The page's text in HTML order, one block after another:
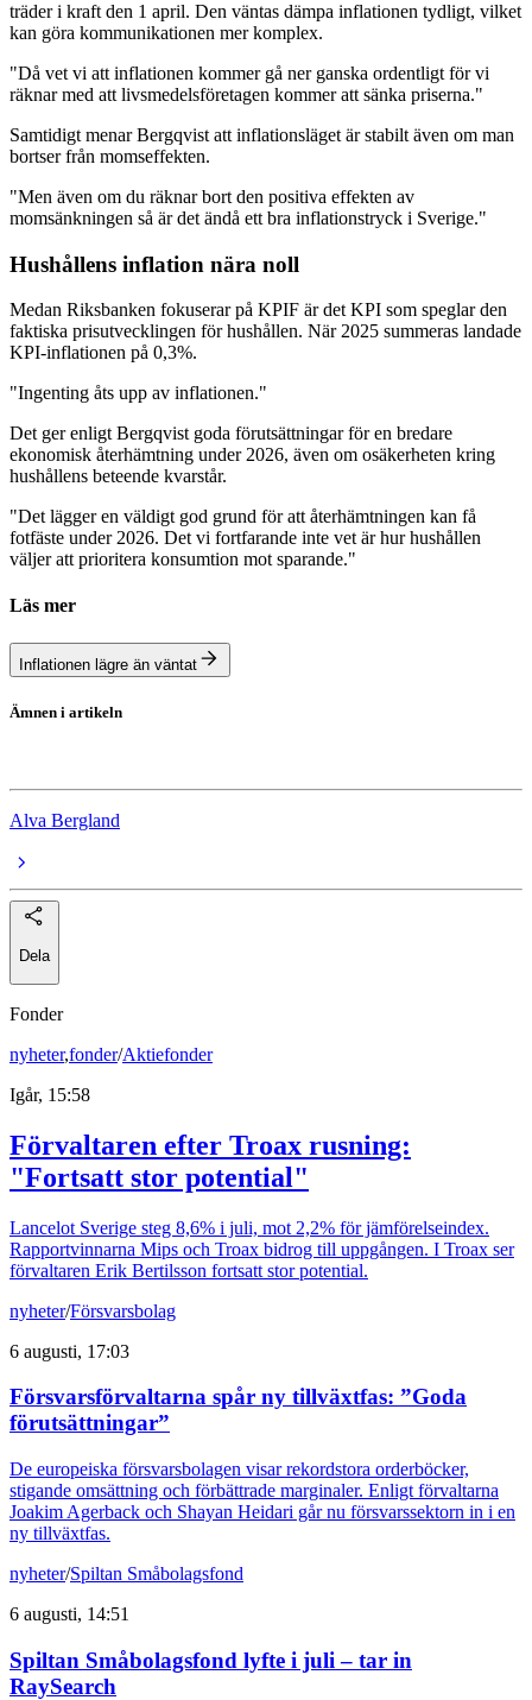
träder i kraft den 1 april. Den väntas dämpa inflationen tydligt, vilket
kan göra kommunikationen mer komplex.
"Då vet vi att inflationen kommer gå ner ganska ordentligt för vi
räknar med att livsmedelsföretagen kommer att sänka priserna."
Samtidigt menar Bergqvist att inflationsläget är stabilt även om man
bortser från momseffekten.
"Men även om du räknar bort den positiva effekten av
momsänkningen så är det ändå ett bra inflationstryck i Sverige."
Hushållens inflation nära noll
Medan Riksbanken fokuserar på KPIF är det KPI som speglar den
faktiska prisutvecklingen för hushållen. När 2025 summeras landade
KPI-inflationen på 0,3%.
"Ingenting åts upp av inflationen."
Det ger enligt Bergqvist goda förutsättningar för en bredare
ekonomisk återhämtning under 2026, även om osäkerheten kring
hushållens beteende kvarstår.
"Det lägger en väldigt god grund för att återhämtningen kan få
fotfäste under 2026. Det vi fortfarande inte vet är hur hushållen
väljer att prioritera konsumtion mot sparande."
Läs mer
Inflationen lägre än väntat
Ämnen i artikeln
Alva Bergland
Dela
Fonder
nyheter,fonder/Aktiefonder
Igår, 15:58
Förvaltaren efter Troax rusning:
"Fortsatt stor potential"
Lancelot Sverige steg 8,6% i juli, mot 2,2% för jämförelseindex.
Rapportvinnarna Mips och Troax bidrog till uppgången. I Troax ser
förvaltaren Erik Bertilsson fortsatt stor potential.
nyheter/Försvarsbolag
6 augusti, 17:03
Försvarsförvaltarna spår ny tillväxtfas: ”Goda
förutsättningar”
De europeiska försvarsbolagen visar rekordstora orderböcker,
stigande omsättning och förbättrade marginaler. Enligt förvaltarna
Joakim Agerback och Shayan Heidari går nu försvarssektorn in i en
ny tillväxtfas.
nyheter/Spiltan Småbolagsfond
6 augusti, 14:51
Spiltan Småbolagsfond lyfte i juli – tar in
RaySearch